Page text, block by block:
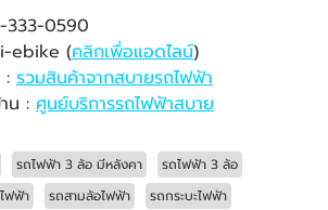
333-0590
ebike (คลิกเพื่อแอดไลน์)
: รวมสินค้าจากสบายรถไฟฟ้า
น : ศูนย์บริการรถไฟฟ้าสบาย
รถไฟฟ้า 3 ล้อ มีหลังคา
รถไฟฟ้า 3 ล้อ
ฟฟ้า รถสามล้อไฟฟ้า
รถกระบะไฟฟ้า